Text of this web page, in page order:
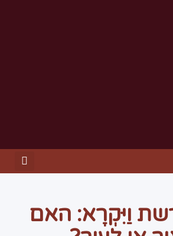
וַיִּקְרָא: האם